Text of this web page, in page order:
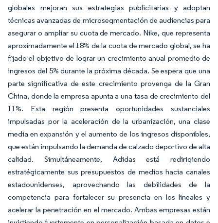
globales mejoran sus estrategias publicitarias y adoptan
técnicas avanzadas de microsegmentación de audiencias para
asegurar o ampliar su cuota de mercado. Nike, que representa
aproximadamente el 18% de la cuota de mercado global, se ha
fijado el objetivo de lograr un crecimiento anual promedio de
ingresos del 5% durante la próxima década. Se espera que una
parte significativa de este crecimiento provenga de la Gran
China, donde la empresa apunta a una tasa de crecimiento del
11%. Esta región presenta oportunidades sustanciales
impulsadas por la aceleración de la urbanización, una clase
media en expansión y el aumento de los ingresos disponibles,
que están impulsando la demanda de calzado deportivo de alta
calidad. Simultáneamente, Adidas está redirigiendo
estratégicamente sus presupuestos de medios hacia canales
estadounidenses, aprovechando las debilidades de la
competencia para fortalecer su presencia en los lineales y
acelerar la penetración en el mercado. Ambas empresas están